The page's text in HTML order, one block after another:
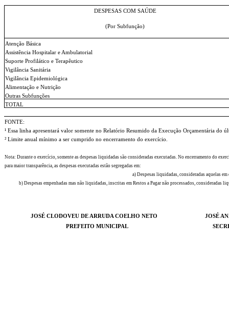
DESPESAS COM SAÚDE
(Por Subfunção)
Atenção Básica
Assistência Hospitalar e Ambulatorial
Suporte Profilático e Terapêutico
Vigilância Sanitária
Vigilância Epidemiológica
Alimentação e Nutrição
Outras Subfunções
TOTAL
FONTE:
¹ Essa linha apresentará valor somente no Relatório Resumido da Execução Orçamentária do
² Limite anual mínimo a ser cumprido no encerramento do exercício.
Nota: Durante o exercício, somente as despesas liquidadas são consideradas executadas. No encerramento do
para maior transparência, as despesas executadas estão segregadas em:
a) Despesas liquidadas, consideradas aquelas
b) Despesas empenhadas mas não liquidadas, inscritas em Restos a Pagar não processados,
JOSÉ CLODOVEU DE ARRUDA COELHO NETO
JOSÉ
PREFEITO MUNICIPAL